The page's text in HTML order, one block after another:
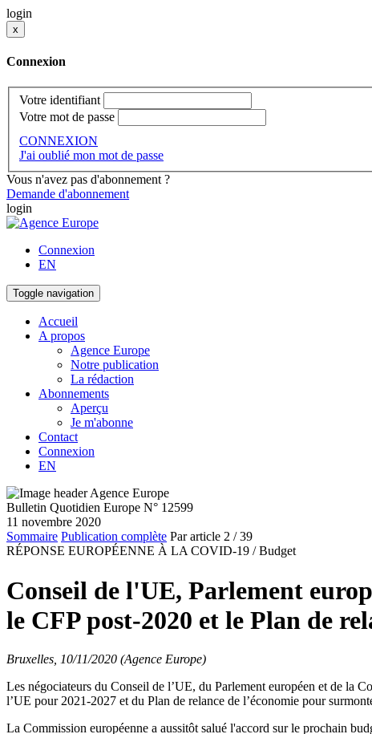
login
x
Connexion
Votre identifiant
Votre mot de passe
CONNEXION
J'ai oublié mon mot de passe
Vous n'avez pas d'abonnement ?
Demande d'abonnement
login
Connexion
EN
Toggle navigation
Accueil
A propos
Agence Europe
Notre publication
La rédaction
Abonnements
Aperçu
Je m'abonne
Contact
Connexion
EN
Bulletin Quotidien Europe N° 12599
11 novembre 2020
Sommaire Publication complète Par article 2 / 39
RÉPONSE EUROPÉENNE À LA COVID-19 / Budget
Conseil de l'UE, Parlement
le CFP post-2020 et le Plan de
Bruxelles, 10/11/2020 (Agence Europe)
Les négociateurs du Conseil de l’UE, du Parlement européen et de la
l’UE pour 2021-2027 et du Plan de relance de l’économie pour
La Commission européenne a aussitôt salué l'accord sur le prochain